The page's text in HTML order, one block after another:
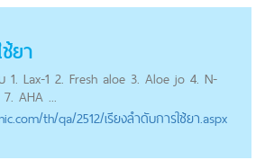
ยา
1. Lax-1 2. Fresh aloe 3. Aloe jo 4. N-
AHA ...
/th/qa/2512/เรียงลำดับการใช้ยา.aspx